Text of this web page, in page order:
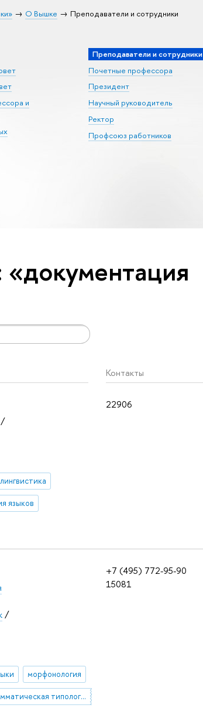
О Вышке Преподаватели и сотрудники
и
Преподаватели и сотрудники
Почетные профессора
Президент
Научный руководитель
Ректор
Профсоюз работников
Контакты
22906
языков
+7 (495) 772-95-90
15081
/
морфонология
грамматическая типология